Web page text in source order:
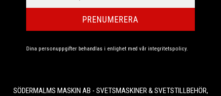
PRENUMERERA
Dina personuppgifter behandlas i enlighet med vår integritetspolicy.
SÖDERMALMS MASKIN AB - SVETSMASKINER & SVETSTILLBEHÖR,